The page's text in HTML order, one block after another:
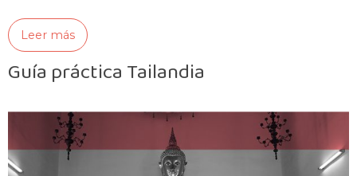
Leer más
Guía práctica Tailandia